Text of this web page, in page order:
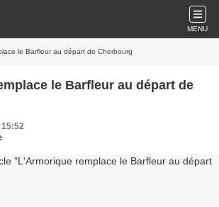
MENU
le Barfleur au départ de Cherbourg
le Barfleur au départ de
15:52